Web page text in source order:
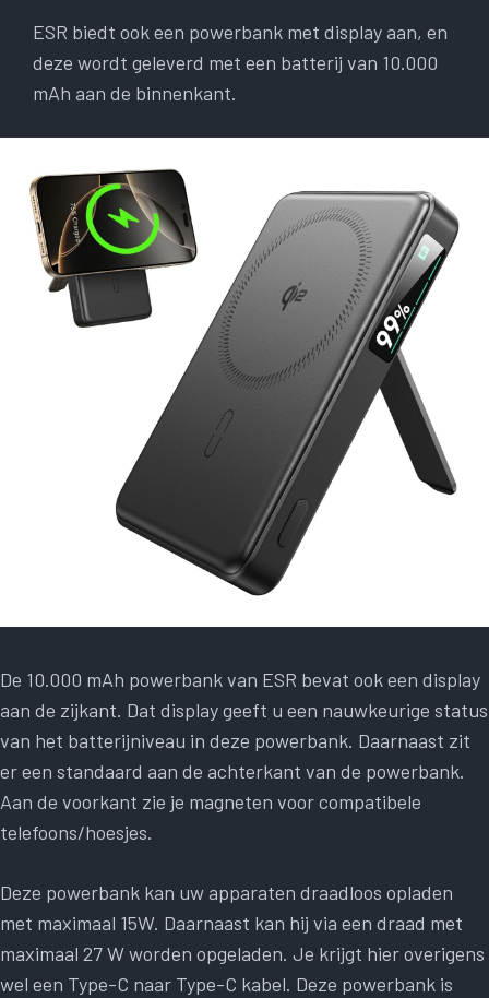
ESR biedt ook een powerbank met display aan, en
deze wordt geleverd met een batterij van 10.000
mAh aan de binnenkant.
De 10.000 mAh powerbank van ESR bevat ook een display
aan de zijkant. Dat display geeft u een nauwkeurige status
van het batterijniveau in deze powerbank. Daarnaast zit
er een standaard aan de achterkant van de powerbank.
Aan de voorkant zie je magneten voor compatibele
telefoons/hoesjes.
Deze powerbank kan uw apparaten draadloos opladen
met maximaal 15W. Daarnaast kan hij via een draad met
maximaal 27 W worden opgeladen. Je krijgt hier overigens
wel een Type-C naar Type-C kabel. Deze powerbank is